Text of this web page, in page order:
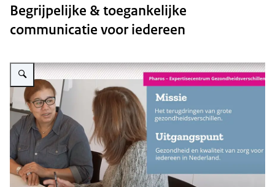
Begrijpelijke & toegankelijke
communicatie voor iedereen
Vergroot afbeelding Video Begrijpelijke & toegankelijke communicatie voor